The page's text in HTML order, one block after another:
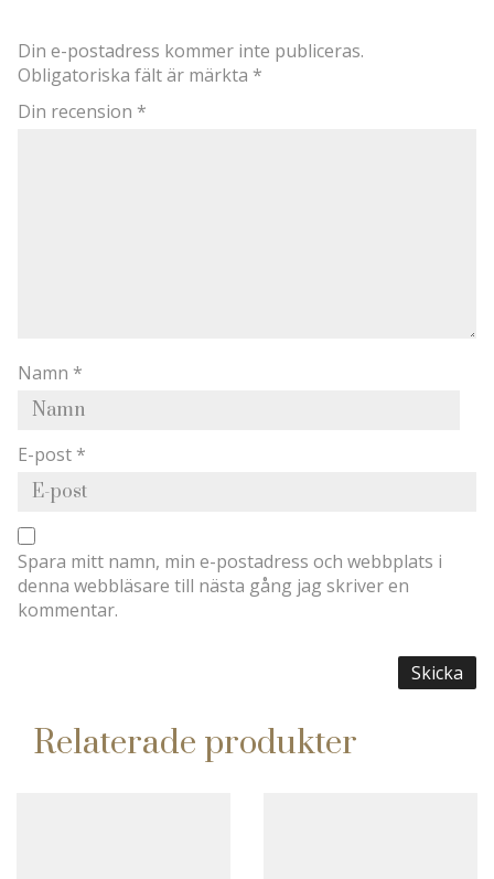
Din e-postadress kommer inte publiceras.
Obligatoriska fält är märkta *
Din recension *
Namn *
E-post *
Spara mitt namn, min e-postadress och webbplats i
denna webbläsare till nästa gång jag skriver en
kommentar.
Relaterade produkter